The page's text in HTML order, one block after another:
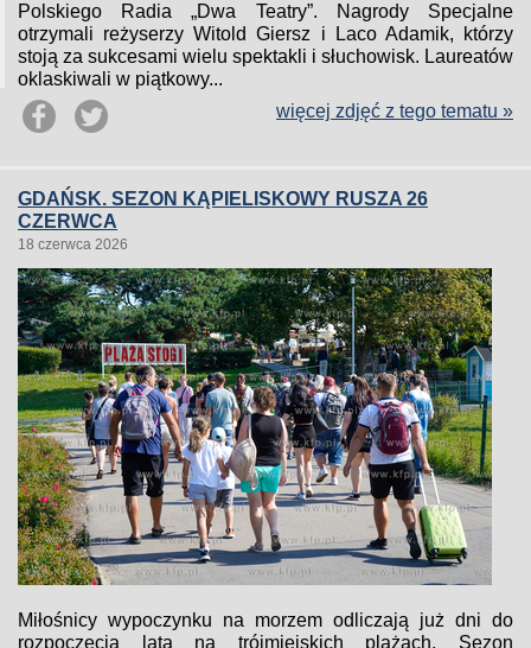
Polskiego Radia „Dwa Teatry”. Nagrody Specjalne
otrzymali reżyserzy Witold Giersz i Laco Adamik, którzy
stoją za sukcesami wielu spektakli i słuchowisk. Laureatów
oklaskiwali w piątkowy...
więcej zdjęć z tego tematu »
GDAŃSK. SEZON KĄPIELISKOWY RUSZA 26
CZERWCA
18 czerwca 2026
Miłośnicy wypoczynku na morzem odliczają już dni do
rozpoczęcia lata na trójmiejskich plażach. Sezon